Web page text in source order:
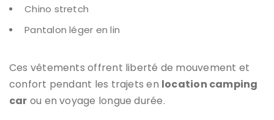
Chino stretch
Pantalon léger en lin
Ces vêtements offrent liberté de mouvement et
confort pendant les trajets en location camping
car ou en voyage longue durée.